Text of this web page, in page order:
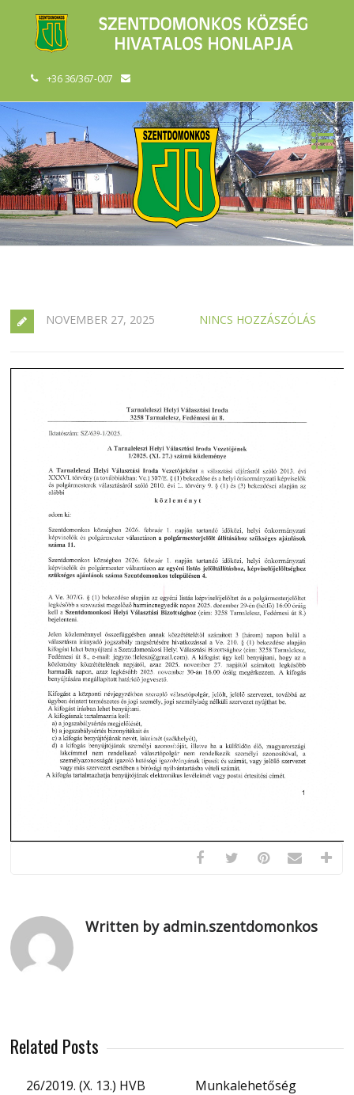
+36 36/367-007
NOVEMBER 27, 2025 NINCS HOZZÁSZÓLÁS
Written by admin.szentdomonkos
Related Posts
26/2019. (X. 13.) HVB
Munkalehetőség